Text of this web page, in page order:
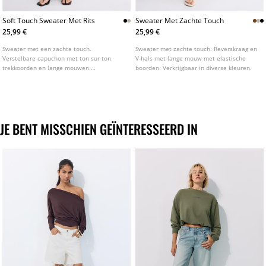
Soft Touch Sweater Met Rits
25,99 €
Sweater met een zachte touch.
Verstelbare capuchon met ton sur ton
trekkoorden en lange mouwen.
Sweater Met Zachte Touch
25,99 €
Sweater met zachte touch. Reverskraag en
V-hals met lange mouw met elastische
boorden. Verkrijgbaar in diverse kleuren.
JE BENT MISSCHIEN GEÏNTERESSEERD IN